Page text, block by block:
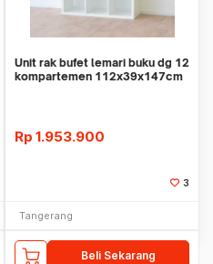
Unit rak bufet lemari buku dg 12
kompartemen 112x39x147cm
Rp 1.953.900
3
Tangerang
Beli Sekarang